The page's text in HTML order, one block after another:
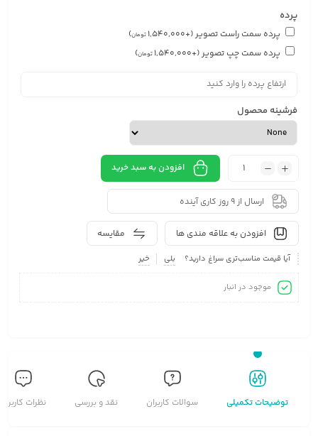
پرده
پرده سمت راست تصویر(+
1,540,000 تومان)
پرده سمت چپ تصویر(+
1,540,000 تومان)
فرشینه محصول
افزودن به سبد خرید
ارسال از 9 روز کاری آینده
مقایسه افزودن به علاقه مندی ها
آیا قیمت مناسب‌تری سراغ دارید؟ بلی خیر
موجود در انبار
توضیحات تکمیلی سوالات کاربران نقد و بررسی نظرات کاربران